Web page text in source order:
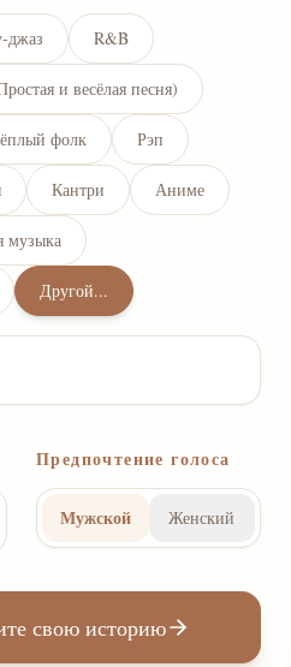
джаз R&B
и весёлая песня)
фолк Рэп
Кантри Аниме
музыка
Другой...
Предпочтение голоса
Мужской Женский
свою историю